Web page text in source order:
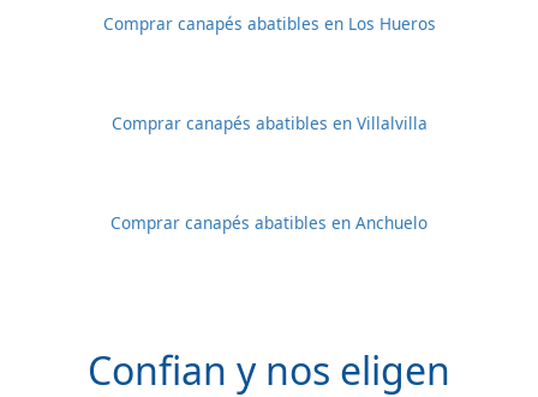
Comprar canapés abatibles en Los Hueros
Comprar canapés abatibles en Villalvilla
Comprar canapés abatibles en Anchuelo
Confian y nos eligen